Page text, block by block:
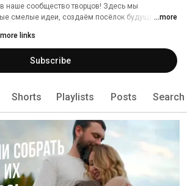
наше сообщество творцов! Здесь мы
смелые идеи, создаём посёлок будущего и
истории, которые заставят вас мечтать и
...more
links
Subscribe
Shorts Playlists Posts Search